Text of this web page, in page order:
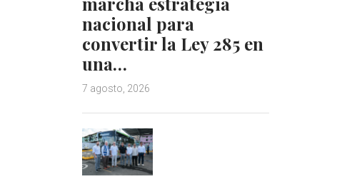
nacional para
convertir la Ley 285 en
una…
7 agosto, 2026